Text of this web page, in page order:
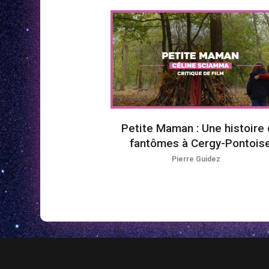
Petite Maman : Une histoire
fantômes à Cergy-
Pierre Guidez